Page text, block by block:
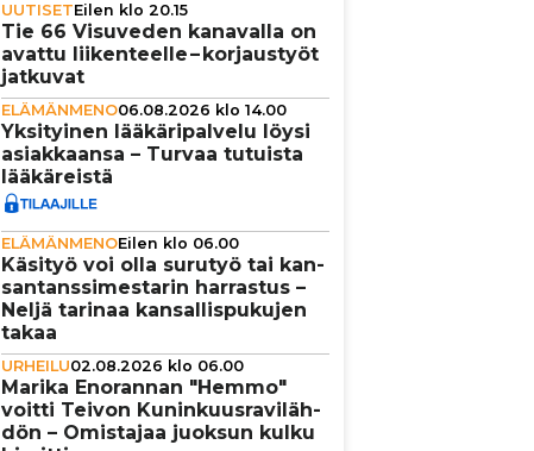
UUTISETEilen klo 20.15
Tie 66 Visuveden kanavalla on
avattu lii­ken­teelle – kor­jaus­työt
jatkuvat
ELÄMÄNMENO06.08.2026 klo 14.00
Yksi­tyi­nen lää­kä­ri­pal­velu löysi
asi­ak­kaansa – Turvaa tutuista
lää­kä­reistä
ELÄMÄNMENOEilen klo 06.00
Käsityö voi olla surutyö tai kan­
san­tans­si­mes­ta­rin harrastus –
Neljä tarinaa kan­sal­lis­pu­ku­jen
takaa
URHEILU02.08.2026 klo 06.00
Marika Enorannan "Hemmo"
voitti Teivon Kunin­kuus­ra­vi­läh­
dön – Omistajaa juoksun kulku